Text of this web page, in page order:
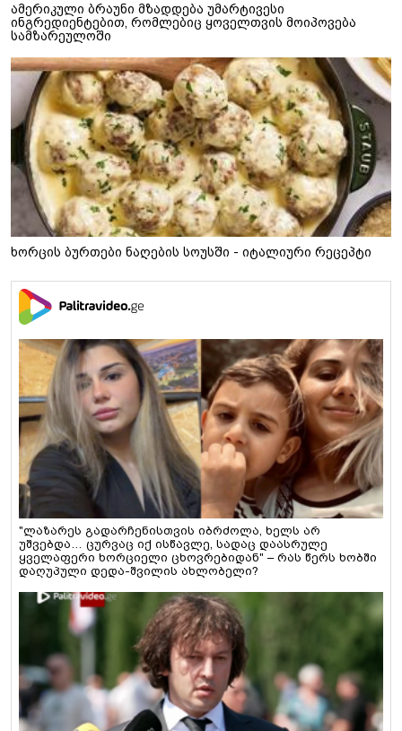
ამერიკული ბრაუნი მზადდება უმარტივესი
ინგრედიენტებით, რომლებიც ყოველთვის მოიპოვება
სამზარეულოში
ხორცის ბურთები ნაღების სოუსში - იტალიური რეცეპტი
"ლაზარეს გადარჩენისთვის იბრძოლა, ხელს არ
უშვებდა… ცურვაც იქ ისწავლე, სადაც დაასრულე
ყველაფერი ხორციელი ცხოვრებიდან" – რას წერს ხობში
დაღუპული დედა-შვილის ახლობელი?